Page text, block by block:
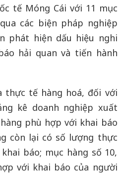
tế Móng Cái với 11 mục
các biện pháp nghiệp
phát hiện dấu hiệu nghi
hải quan và tiến hành
thực tế hàng hoá, đối với
kê doanh nghiệp xuất
phù hợp với khai báo
còn lại có số lượng thực
báo; mục hàng số 10,
với khai báo của người